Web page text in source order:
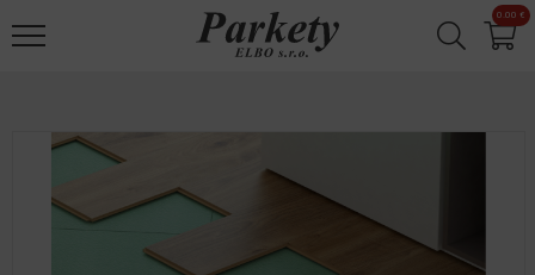
Jump to navigation 0.00 €
✕